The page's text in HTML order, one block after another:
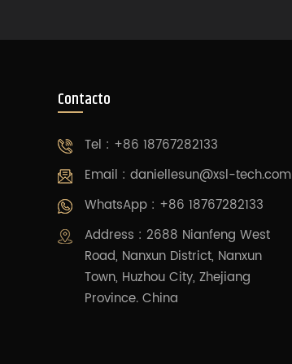
Contacto
Tel : +86 18767282133
Email : daniellesun@xsl-tech.com
WhatsApp : +86 18767282133
Address : 2688 Nianfeng West
Road, Nanxun District, Nanxun
Town, Huzhou City, Zhejiang
Province. China